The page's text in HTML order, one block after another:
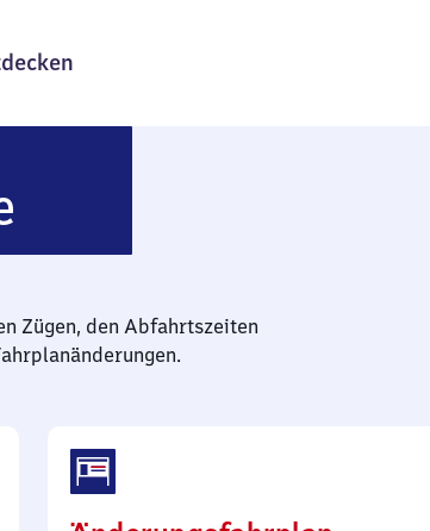
Zügen, den Abfahrtszeiten